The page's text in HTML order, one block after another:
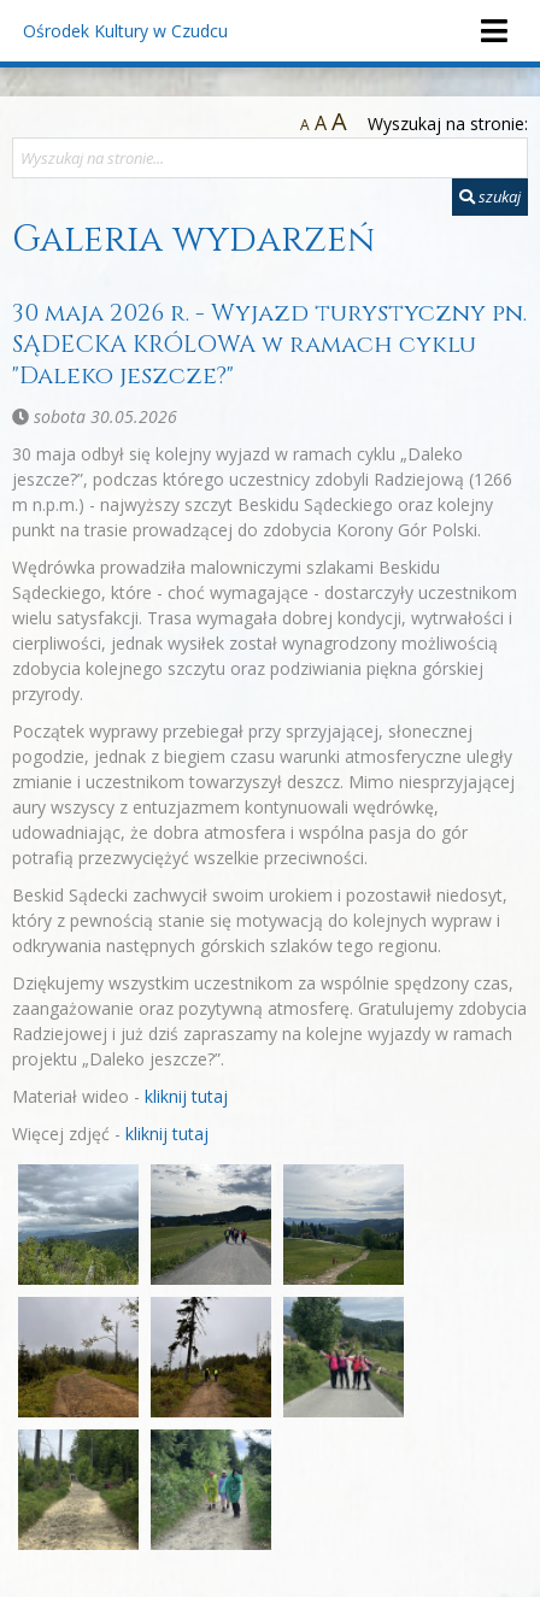
Ośrodek Kultury w Czudcu
A AA Wyszukaj na stronie:
szukaj
Galeria wydarzeń
30 maja 2026 r. - Wyjazd turystyczny pn.
SĄDECKA KRÓLOWA w ramach cyklu
"Daleko jeszcze?"
sobota 30.05.2026
30 maja odbył się kolejny wyjazd w ramach cyklu „Daleko
jeszcze?”, podczas którego uczestnicy zdobyli Radziejową (1266
m n.p.m.) - najwyższy szczyt Beskidu Sądeckiego oraz kolejny
punkt na trasie prowadzącej do zdobycia Korony Gór Polski.
Wędrówka prowadziła malowniczymi szlakami Beskidu
Sądeckiego, które - choć wymagające - dostarczyły uczestnikom
wielu satysfakcji. Trasa wymagała dobrej kondycji, wytrwałości i
cierpliwości, jednak wysiłek został wynagrodzony możliwością
zdobycia kolejnego szczytu oraz podziwiania piękna górskiej
przyrody.
Początek wyprawy przebiegał przy sprzyjającej, słonecznej
pogodzie, jednak z biegiem czasu warunki atmosferyczne uległy
zmianie i uczestnikom towarzyszył deszcz. Mimo niesprzyjającej
aury wszyscy z entuzjazmem kontynuowali wędrówkę,
udowadniając, że dobra atmosfera i wspólna pasja do gór
potrafią przezwyciężyć wszelkie przeciwności.
Beskid Sądecki zachwycił swoim urokiem i pozostawił niedosyt,
który z pewnością stanie się motywacją do kolejnych wypraw i
odkrywania następnych górskich szlaków tego regionu.
Dziękujemy wszystkim uczestnikom za wspólnie spędzony czas,
zaangażowanie oraz pozytywną atmosferę. Gratulujemy zdobycia
Radziejowej i już dziś zapraszamy na kolejne wyjazdy w ramach
projektu „Daleko jeszcze?”.
Materiał wideo - kliknij tutaj
Więcej zdjęć - kliknij tutaj